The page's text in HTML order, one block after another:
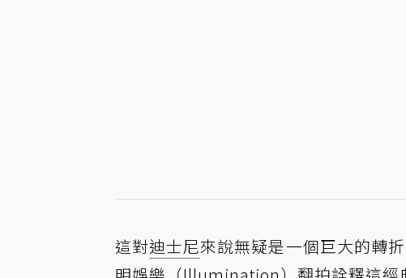
這對迪士尼來說無疑是一個巨大的轉